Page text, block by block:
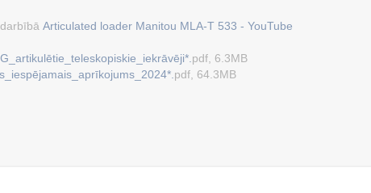
Articulated loader Manitou MLA-T 533 - YouTube
pdf, 6.3MB
pdf, 64.3MB